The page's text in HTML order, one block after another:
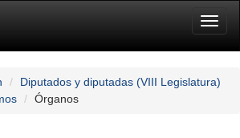
Diputados y diputadas (VIII Legislatura)
Órganos